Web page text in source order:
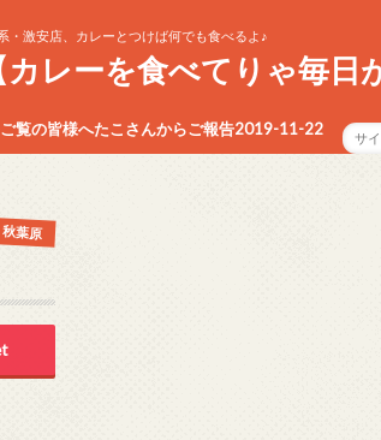
激安店、カレーとつけば何でも食べるよ♪
レーを食べてりゃ毎日
覧の皆様へたこさんからご報告2019-11-22
秋葉原